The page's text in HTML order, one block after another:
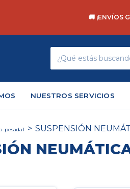
💸
NUESTROS SERVICIOS
pesada1 > SUSPENSIÓN